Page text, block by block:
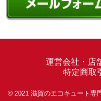
運営会社・店
特定商取
© 2021 滋賀のエコキュート専